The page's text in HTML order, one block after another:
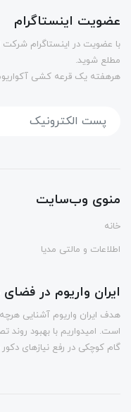
عضویت اینستاگرام
با عضویت در اینستاگرام شرکت
مطلع شوید.
هرهفته یک قرعه کشی آکواریوم
منوی وب‌سایت
خانه
اطلاعات و مالتی مدیا
ایران واریوم در
هدف ایران واریوم آشنایی
است. امیدواریم با بهبود روند
گام کوچکی در رفع نیازهای